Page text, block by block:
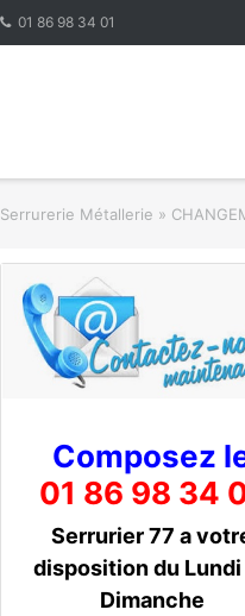
01 86 98 34 01
Serrurerie Métallerie »
Composez
01 86 98 34
Serrurier 77 a
disposition du Lundi
Dimanche